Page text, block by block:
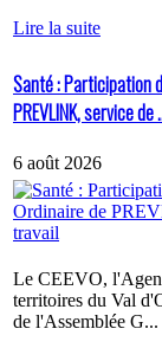
Lire la suite
Santé : Participation
PREVLINK, service de
6 août 2026
Le CEEVO,
territoires du Val
de l'Assemblée G...